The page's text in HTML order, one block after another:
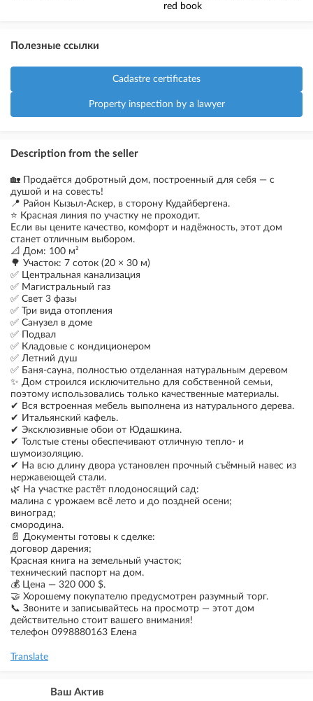
red book
Полезные ссылки
Cadastre certificates
Property inspection by a lawyer
Description from the seller
🏡 Продаётся добротный дом, построенный для себя — с
душой и на совесть!
📍 Район Кызыл-Аскер, в сторону Кудайбергена.
⭐ Красная линия по участку не проходит.
Если вы цените качество, комфорт и надёжность, этот дом
станет отличным выбором.
📐 Дом: 100 м²
🌳 Участок: 7 соток (20 × 30 м)
✅ Центральная канализация
✅ Магистральный газ
✅ Свет 3 фазы
✅ Три вида отопления
✅ Санузел в доме
✅ Подвал
✅ Кладовые с кондиционером
✅ Летний душ
✅ Баня-сауна, полностью отделанная натуральным деревом
✨ Дом строился исключительно для собственной семьи,
поэтому использовались только качественные материалы.
✔ Вся встроенная мебель выполнена из натурального дерева.
✔ Итальянский кафель.
✔ Эксклюзивные обои от Юдашкина.
✔ Толстые стены обеспечивают отличную тепло- и
шумоизоляцию.
✔ На всю длину двора установлен прочный съёмный навес из
нержавеющей стали.
🌿 На участке растёт плодоносящий сад:
малина с урожаем всё лето и до поздней осени;
виноград;
смородина.
📄 Документы готовы к сделке:
договор дарения;
Красная книга на земельный участок;
технический паспорт на дом.
💰 Цена — 320 000 $.
🤝 Хорошему покупателю предусмотрен разумный торг.
📞 Звоните и записывайтесь на просмотр — этот дом
действительно стоит вашего внимания!
телефон 0998880163 Елена
Translate
Ваш Актив